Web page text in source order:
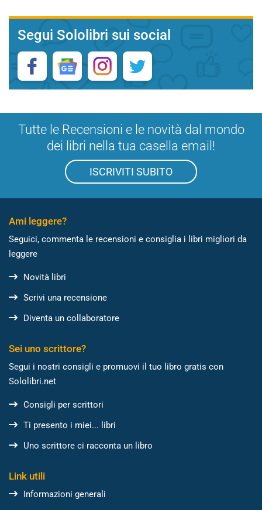
Segui Sololibri sui social
Tutte le Recensioni e le novità dal mondo
dei libri nella tua casella email!
ISCRIVITI SUBITO
Ami leggere?
Seguici, commenta le recensioni e consiglia i libri migliori da
leggere
Novità libri
Scrivi una recensione
Diventa un collaboratore
Sei uno scrittore?
Segui i nostri consigli e promuovi il tuo libro gratis con
Sololibri.net
Consigli per scrittori
Ti presento i miei... libri
Uno scrittore ci racconta un libro
Link utili
Informazioni generali